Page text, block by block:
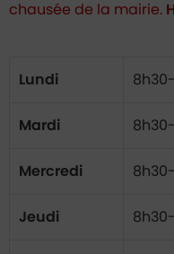
chausée de la mairie.
Lundi 8h30-
Mardi 8h30-
Mercredi 8h30-
Jeudi 8h30-